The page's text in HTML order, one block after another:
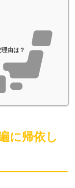
由は？
に帰依し